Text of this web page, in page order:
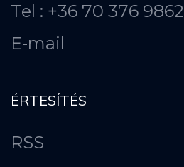
Tel : +36 70 376 9862
E-mail
ÉRTESÍTÉS
RSS